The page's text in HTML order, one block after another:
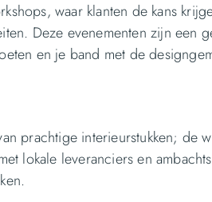
waar klanten de kans
Deze evenementen zijn een
en je band met de
prachtige interieurstukken; de
lokale leveranciers en